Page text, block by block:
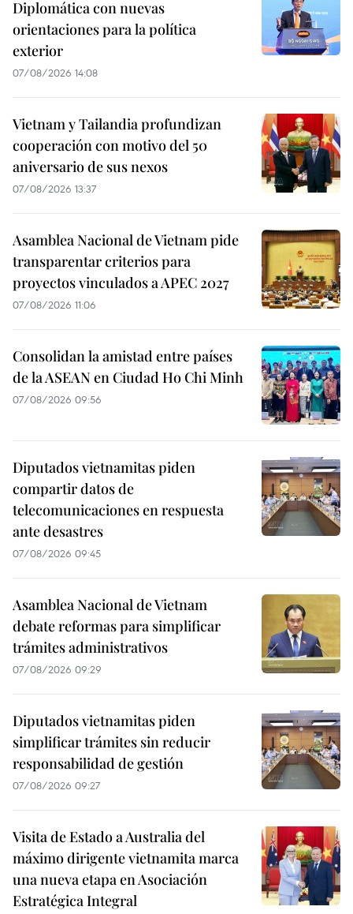
Diplomática con nuevas
orientaciones para la política
exterior
07/08/2026 14:08
Vietnam y Tailandia profundizan
cooperación con motivo del 50
aniversario de sus nexos
07/08/2026 13:37
Asamblea Nacional de Vietnam pide
transparentar criterios para
proyectos vinculados a APEC 2027
07/08/2026 11:06
Consolidan la amistad entre países
de la ASEAN en Ciudad Ho Chi Minh
07/08/2026 09:56
Diputados vietnamitas piden
compartir datos de
telecomunicaciones en respuesta
ante desastres
07/08/2026 09:45
Asamblea Nacional de Vietnam
debate reformas para simplificar
trámites administrativos
07/08/2026 09:29
Diputados vietnamitas piden
simplificar trámites sin reducir
responsabilidad de gestión
07/08/2026 09:27
Visita de Estado a Australia del
máximo dirigente vietnamita marca
una nueva etapa en Asociación
Estratégica Integral